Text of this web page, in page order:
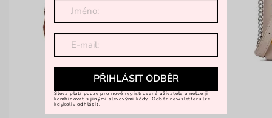
PŘIHLÁSIT ODBĚR
Sleva platí pouze pro nově registrované uživatele a nelze ji
kombinovat s jinými slevovými kódy. Odběr newsletteru lze
kdykoliv odhlásit.